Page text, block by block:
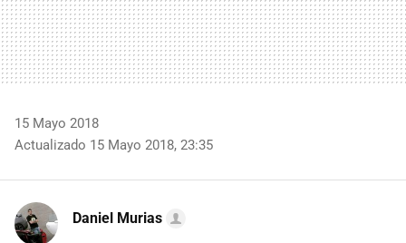
15 Mayo 2018
Actualizado 15 Mayo 2018, 23:35
Daniel Murias